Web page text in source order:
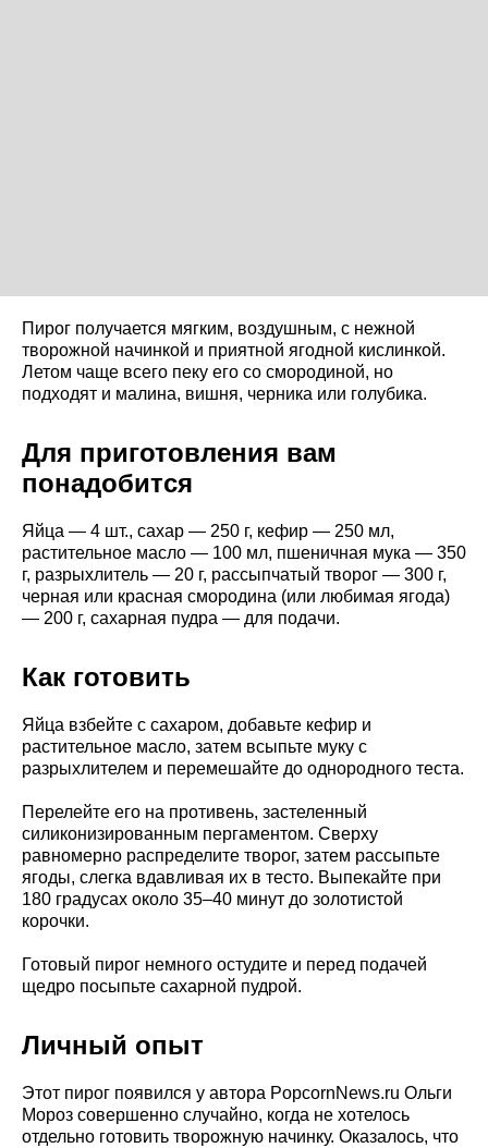
Пирог получается мягким, воздушным, с нежной
творожной начинкой и приятной ягодной кислинкой.
Летом чаще всего пеку его со смородиной, но
подходят и малина, вишня, черника или голубика.
Для приготовления вам
понадобится
Яйца — 4 шт., сахар — 250 г, кефир — 250 мл,
растительное масло — 100 мл, пшеничная мука — 350
г, разрыхлитель — 20 г, рассыпчатый творог — 300 г,
черная или красная смородина (или любимая ягода)
— 200 г, сахарная пудра — для подачи.
Как готовить
Яйца взбейте с сахаром, добавьте кефир и
растительное масло, затем всыпьте муку с
разрыхлителем и перемешайте до однородного теста.
Перелейте его на противень, застеленный
силиконизированным пергаментом. Сверху
равномерно распределите творог, затем рассыпьте
ягоды, слегка вдавливая их в тесто. Выпекайте при
180 градусах около 35–40 минут до золотистой
корочки.
Готовый пирог немного остудите и перед подачей
щедро посыпьте сахарной пудрой.
Личный опыт
Этот пирог появился у автора PopcornNews.ru Ольги
Мороз совершенно случайно, когда не хотелось
отдельно готовить творожную начинку. Оказалось, что